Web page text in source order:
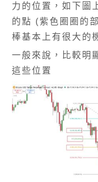
力的位置，如下圖
的點 (紫色圈圈的
棒基本上有很大的
一般來說，比較明
這些位置